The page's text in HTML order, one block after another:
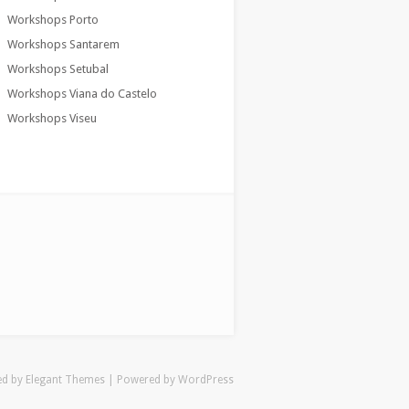
Workshops Porto
Workshops Santarem
Workshops Setubal
Workshops Viana do Castelo
Workshops Viseu
by Elegant Themes | Powered by WordPress